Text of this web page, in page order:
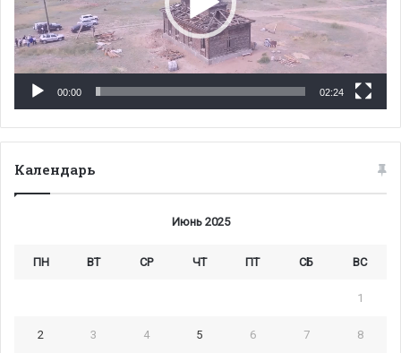
00:00 02:24
Календарь
Июнь 2025
ПН ВТ СР ЧТ ПТ СБ ВС
1
2 3 4 5 6 7 8